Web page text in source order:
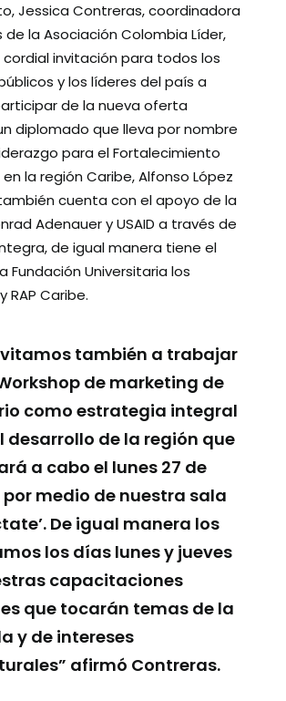
Jessica Contreras, coordinadora
la Asociación Colombia Líder,
invitación para todos los
y los líderes del país a
de la nueva oferta
diplomado que lleva por nombre
para el Fortalecimiento
la región Caribe, Alfonso López
cuenta con el apoyo de la
Adenauer y USAID a través de
de igual manera tiene el
Fundación Universitaria los
RAP Caribe.
también a trabajar
de marketing de
como estrategia integral
desarrollo de la región que
a cabo el lunes 27 de
medio de nuestra sala
De igual manera los
los días lunes y jueves
capacitaciones
que tocarán temas de la
y de intereses
afirmó Contreras.